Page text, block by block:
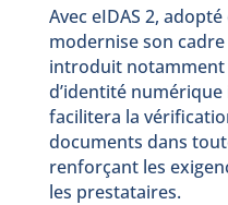
Avec eIDAS 2, adopté
modernise son
introduit notamment
d’identité
facilitera la
documents dans
renforçant les
les prestataires.